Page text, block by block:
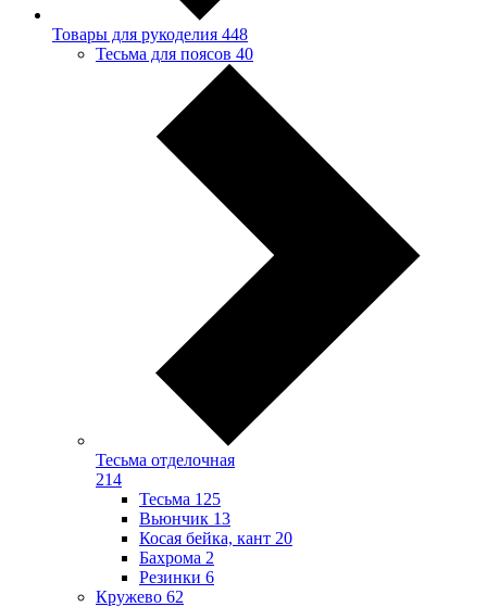
Товары для рукоделия 448
Тесьма для поясов 40
Тесьма отделочная
214
Тесьма 125
Вьюнчик 13
Косая бейка, кант 20
Бахрома 2
Резинки 6
Кружево 62